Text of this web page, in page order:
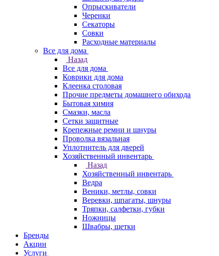
Опрыскиватели
Черенки
Секаторы
Совки
Расходные материалы
Все для дома
Назад
Все для дома
Коврики для дома
Клеенка столовая
Прочие предметы домашнего обихода
Бытовая химия
Смазки, масла
Сетки защитные
Крепежные ремни и шнуры
Проволка вязальная
Уплотнитель для дверей
Хозяйственный инвентарь
Назад
Хозяйственный инвентарь
Ведра
Веники, метлы, совки
Веревки, шпагаты, шнуры
Тряпки, салфетки, губки
Ножницы
Швабры, щетки
Бренды
Акции
Услуги